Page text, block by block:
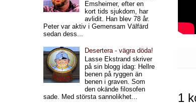
1
Emsheimer, efter en
kort tids sjukdom, har
avlidit. Han blev 78 år.
Peter var aktiv i Gemensam Välfärd
sedan dess...
Desertera - vägra döda!
Lasse Ekstrand skriver
på sin blogg idag: Hellre
benen på ryggen än
benen i graven. Som
den okände filosofen
sade. Med största sannolikhet...